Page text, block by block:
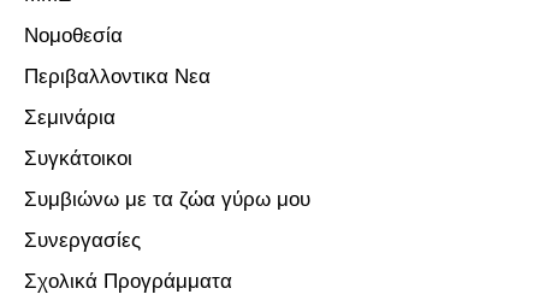
Νομοθεσία
Περιβαλλοντικα Νεα
Σεμινάρια
Συγκάτοικοι
Συμβιώνω με τα ζώα γύρω μου
Συνεργασίες
Σχολικά Προγράμματα